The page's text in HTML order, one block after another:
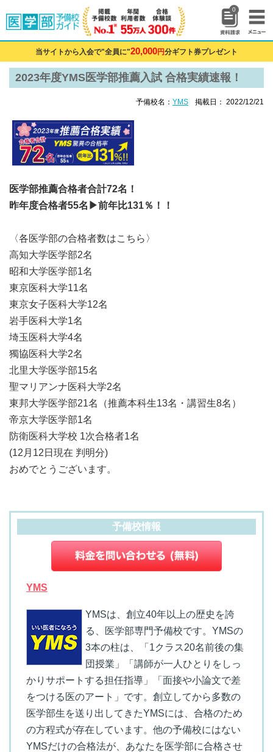
0
当サイトから入会で"全員に"20,000円分ギフト券プレゼント
2023年度YMS医学部推薦入試 合格実績速報！
予備校名： YMS 掲載日： 2022/12/21
医学部推薦合格者合計72名！
昨年度合格者55名▶︎前年比131％！！
〈各医学部の合格者数はこちら〉
高知大学医学部2名
昭和大学医学部1名
東京医科大学11名
東京女子医科大学12名
岩手医科大学1名
埼玉医科大学4名
獨協医科大学2名
北里大学医学部15名
聖マリアンナ医科大学2名
東邦大学医学部21名（推薦本科生13名・講習生8名）
帝京大学医学部1名
防衛医科大学校 1次合格者1名
(12月12日現在 判明分)
おめでとうございます。
予備校情報
YMS
YMSは、創立40年以上の歴史を誇
る、医学部専門予備校です。YMSの
3本の柱は、「1クラス20名前後の集
団授業」「講師が一人ひとりをしっ
かりサポートする担任指導」「面接や小論文で差
をつける医のアート」です。創立してから多数の
医学部生を送り出してきたYMSには、合格のため
の方程式が存在しています。他の予備校にはない
YMSだけの合格法が、あなたを医学部に合格させ